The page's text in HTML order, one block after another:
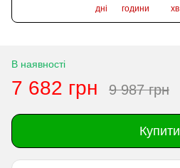
дні години хв
В наявності
7 682 грн 9 987 грн
Купити